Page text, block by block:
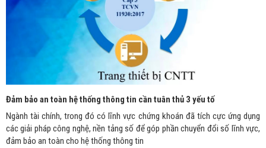
Đảm bảo an toàn hệ thống thông tin cần tuân thủ 3 yếu tố
Ngành tài chính, trong đó có lĩnh vực chứng khoán đã tích cực ứng dụng
các giải pháp công nghệ, nền tảng số để góp phần chuyển đổi số lĩnh vực,
đảm bảo an toàn cho hệ thống thông tin